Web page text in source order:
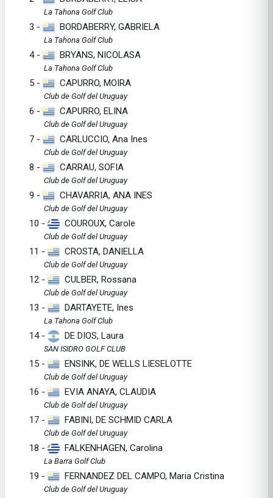
La Tahona Golf Club
3 - BORDABERRY, GABRIELA
La Tahona Golf Club
4 - BRYANS, NICOLASA
La Tahona Golf Club
5 - CAPURRO, MOIRA
Club de Golf del Uruguay
6 - CAPURRO, ELINA
Club de Golf del Uruguay
7 - CARLUCCIO, Ana Ines
Club de Golf del Uruguay
8 - CARRAU, SOFIA
Club de Golf del Uruguay
9 - CHAVARRIA, ANA INES
Club de Golf del Uruguay
10 - COUROUX, Carole
Club de Golf del Uruguay
11 - CROSTA, DANIELLA
Club de Golf del Uruguay
12 - CULBER, Rossana
Club de Golf del Uruguay
13 - DARTAYETE, Ines
La Tahona Golf Club
14 - DE DIOS, Laura
SAN ISIDRO GOLF CLUB
15 - ENSINK, DE WELLS LIESELOTTE
Club de Golf del Uruguay
16 - EVIA ANAYA, CLAUDIA
Club de Golf del Uruguay
17 - FABINI, DE SCHMID CARLA
Club de Golf del Uruguay
18 - FALKENHAGEN, Carolina
La Barra Golf Club
19 - FERNANDEZ DEL CAMPO, Maria Cristina
Club de Golf del Uruguay